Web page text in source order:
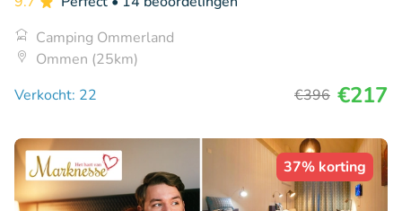
Camping Ommerland
Ommen (25km)
Verkocht: 22
€396 €217
37% korting